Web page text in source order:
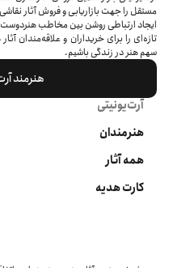
مستقل را جهت بازاریابی و فروش آثار
ایجاد ارتباطی روشن بین مخاطب
تازه‌ای را برای خریداران و علاقه‌مندان
سهم هنر در زندگی باشیم.
هنرمند
آرت‌یونیتی
هنرمندان
همه آثار
کارت هدیه